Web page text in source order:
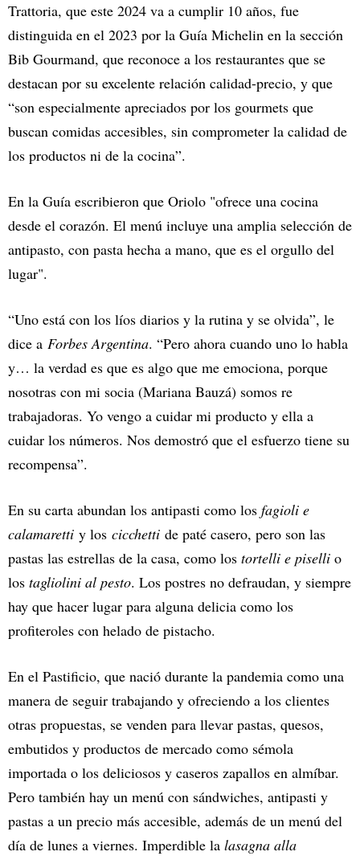
Trattoria, que este 2024 va a cumplir 10 años, fue
distinguida en el 2023 por la Guía Michelin en la sección
Bib Gourmand, que reconoce a los restaurantes que se
destacan por su excelente relación calidad-precio, y que
“son especialmente apreciados por los gourmets que
buscan comidas accesibles, sin comprometer la calidad de
los productos ni de la cocina”.
En la Guía escribieron que Oriolo "ofrece una cocina
desde el corazón. El menú incluye una amplia selección de
antipasto, con pasta hecha a mano, que es el orgullo del
lugar".
“Uno está con los líos diarios y la rutina y se olvida”, le
dice a Forbes Argentina. “Pero ahora cuando uno lo habla
y… la verdad es que es algo que me emociona, porque
nosotras con mi socia (Mariana Bauzá) somos re
trabajadoras. Yo vengo a cuidar mi producto y ella a
cuidar los números. Nos demostró que el esfuerzo tiene su
recompensa”.
En su carta abundan los antipasti como los fagioli e
calamaretti y los cicchetti de paté casero, pero son las
pastas las estrellas de la casa, como los tortelli e piselli o
los tagliolini al pesto. Los postres no defraudan, y siempre
hay que hacer lugar para alguna delicia como los
profiteroles con helado de pistacho.
En el Pastificio, que nació durante la pandemia como una
manera de seguir trabajando y ofreciendo a los clientes
otras propuestas, se venden para llevar pastas, quesos,
embutidos y productos de mercado como sémola
importada o los deliciosos y caseros zapallos en almíbar.
Pero también hay un menú con sándwiches, antipasti y
pastas a un precio más accesible, además de un menú del
día de lunes a viernes. Imperdible la lasagna alla